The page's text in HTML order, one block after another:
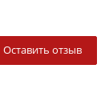
Оставить отзыв